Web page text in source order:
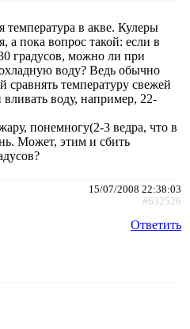
в акве. Кулеры
а пока вопрос такой: если в
градусов, можно ли при
воду? Ведь обычно
температуру свежей
воду, например, 22-
понемногу(2-3 ведра, что в
Может, этим и сбить
15/07/2008 22:38:03
#632526
Ответить